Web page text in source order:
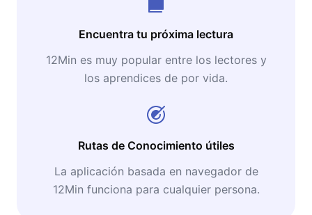
Encuentra tu próxima lectura
12Min es muy popular entre los lectores y
los aprendices de por vida.
Rutas de Conocimiento útiles
La aplicación basada en navegador de
12Min funciona para cualquier persona.